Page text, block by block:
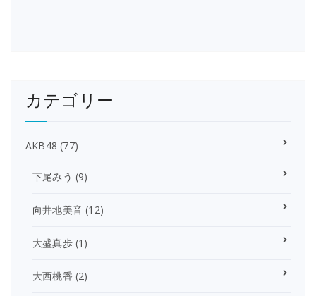
カテゴリー
AKB48 (77)
下尾みう (9)
向井地美音 (12)
大盛真歩(1)
大西桃香 (2)